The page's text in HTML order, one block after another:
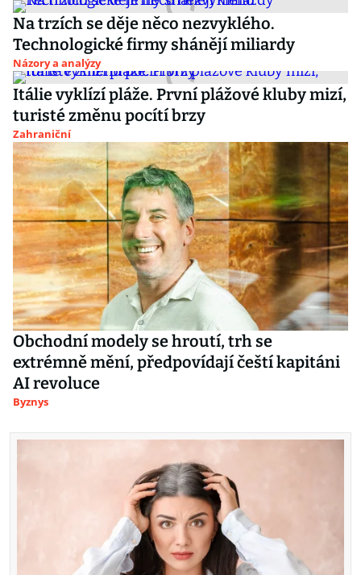
Na trzích se děje něco nezvyklého.
Technologické firmy shánějí miliardy
Názory a analýzy
Itálie vyklízí pláže. První plážové kluby mizí,
turisté změnu pocítí brzy
Zahraniční
Obchodní modely se hroutí, trh se
extrémně mění, předpovídají čeští kapitáni
AI revoluce
Byznys